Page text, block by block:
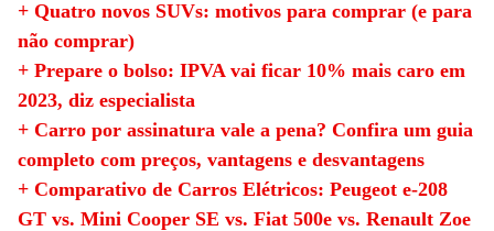
+ Quatro novos SUVs: motivos para comprar (e para
não comprar)
+ Prepare o bolso: IPVA vai ficar 10% mais caro em
2023, diz especialista
+ Carro por assinatura vale a pena? Confira um guia
completo com preços, vantagens e desvantagens
+ Comparativo de Carros Elétricos: Peugeot e-208
GT vs. Mini Cooper SE vs. Fiat 500e vs. Renault Zoe